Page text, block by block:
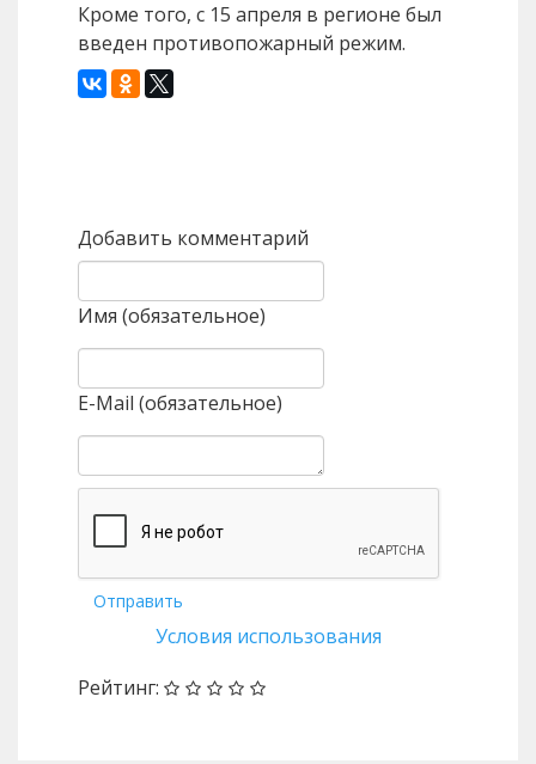
Кроме того, с 15 апреля в регионе был
введен противопожарный режим.
Добавить комментарий
Имя (обязательное)
E-Mail (обязательное)
Отправить
Условия использования
Рейтинг: